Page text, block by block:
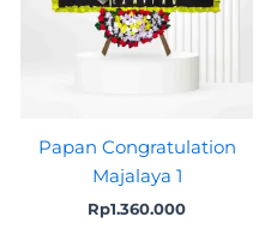
Papan Congratulation
Majalaya 1
Rp1.360.000